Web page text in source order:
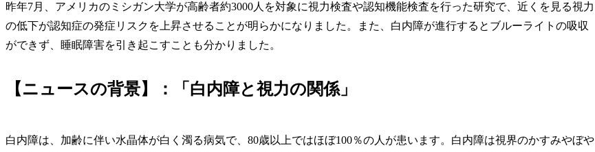
昨年7月、アメリカのミシガン大学が高齢者約3000人を対象に視力検査や認知機能検査を行った研究で、近くを見る視力
の低下が認知症の発症リスクを上昇させることが明らかになりました。また、白内障が進行するとブルーライトの吸収
ができず、睡眠障害を引き起こすことも分かりました。
【ニュースの背景】：「白内障と視力の関係」
白内障は、加齢に伴い水晶体が白く濁る病気で、80歳以上ではほぼ100％の人が患います。白内障は視界のかすみやぼや